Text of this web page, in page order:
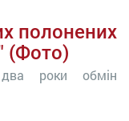
полонених
(Фото)
роки обмін